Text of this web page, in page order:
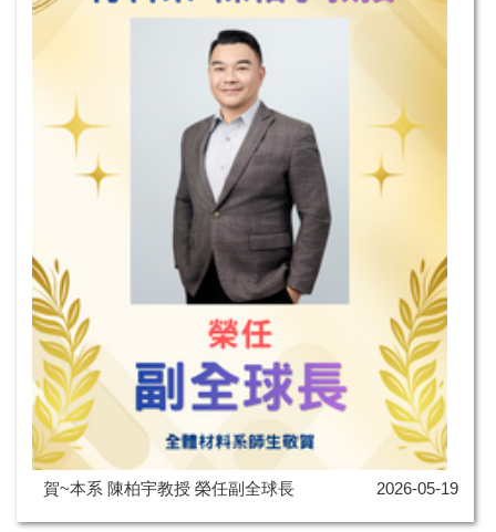
賀~本系 陳柏宇教授 榮任副全球長 2026-05-19